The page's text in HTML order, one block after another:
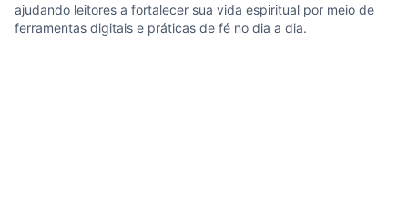
ajudando leitores a fortalecer sua vida espiritual por meio de
ferramentas digitais e práticas de fé no dia a dia.